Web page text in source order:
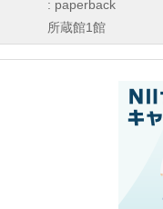
: paperback
所蔵館1館